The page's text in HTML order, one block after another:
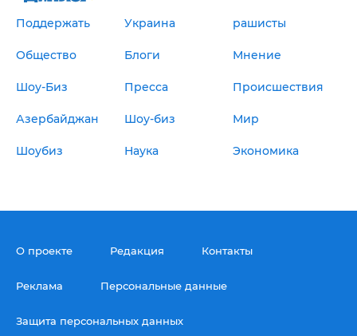
Поддержать Украина рашисты
Общество Блоги Мнение
Шоу-Биз Пресса Происшествия
Азербайджан Шоу-биз Мир
Шоубиз Наука Экономика
О проекте Редакция Контакты
Реклама Персональные данные
Защита персональных данных